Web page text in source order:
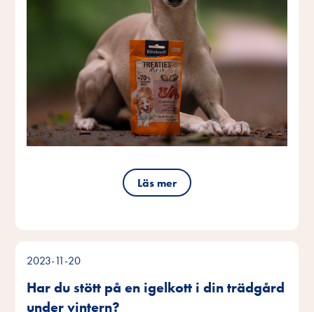
Läs mer
2023-11-20
Har du stött på en igelkott i din trädgård
under vintern?